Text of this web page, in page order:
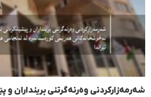
شەرمەزارکردنی وەرنەگرتنی برینداران و